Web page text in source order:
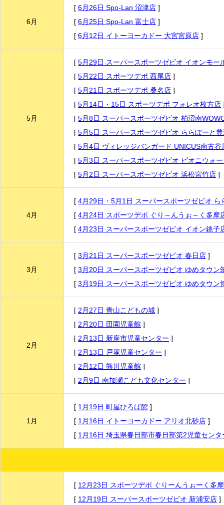
6月
[ 6月26日 Spo-Lan 沼津店 ]
[ 6月25日 Spo-Lan 富士店 ]
[ 6月12日 イトーヨーカドー 大宮宮原店 ]
5月
[ 5月29日 スーパースポーツゼビオ イオンモー
[ 5月22日 スポーツデポ 西尾店 ]
[ 5月21日 スポーツデポ 桑名店 ]
[ 5月14日・15日 スポーツデポ フォレオ枚方店
[ 5月8日 スーパースポーツゼビオ 柏沼南
[ 5月5日 スーパースポーツゼビオ ららぽーと
[ 5月4日 ヴィレッジバンガード UNICUS南古谷
[ 5月3日 スーパースポーツゼビオ ピオニウォ
[ 5月2日 スーパースポーツゼビオ 浜松宮竹店 ]
4月
[ 4月29日・5月1日 スーパースポーツゼビオ ら
[ 4月24日 スポーツデポ ぐり～んうぉ～く多摩
[ 4月23日 スーパースポーツゼビオ イオン銚子
3月
[ 3月21日 スーパースポーツゼビオ 春日店 ]
[ 3月20日 スーパースポーツゼビオ ゆめタウン
[ 3月19日 スーパースポーツゼビオ ゆめタウン
2月
[ 2月27日 青山こどもの城 ]
[ 2月20日 田園児童館 ]
[ 2月13日 新座市児童センター ]
[ 2月13日 戸塚児童センター ]
[ 2月12日 熊川児童館 ]
[ 2月9日 南加瀬こども文化センター ]
1月
[ 1月19日 町屋ひろば館 ]
[ 1月16日 イトーヨーカドー アリオ北砂店 ]
[ 1月16日 埼玉県春日部市春日部第2児童セン
[ 12月23日 スポーツデポ ぐりーんうぉーく多
[ 12月19日 スーパースポーツゼビオ 新浦安店 ]